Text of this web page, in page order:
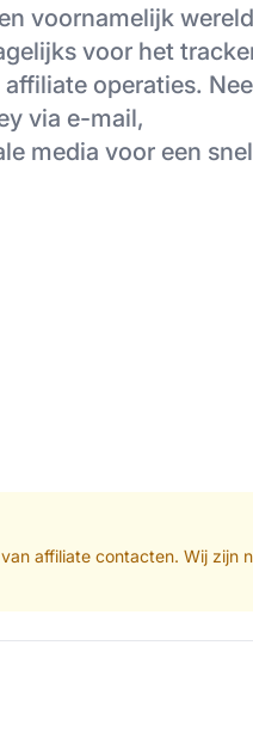
voornamelijk
voor het
operaties.
via e-mail,
media voor een snel
affiliate contacten. Wij zijn